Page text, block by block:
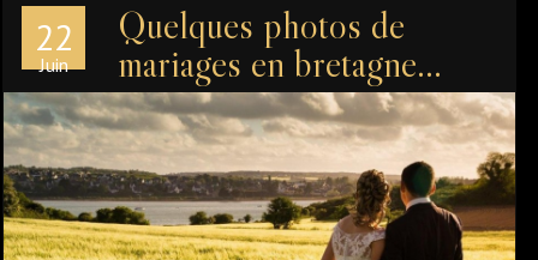
22
Juin
Quelques photos de
mariages en bretagne…